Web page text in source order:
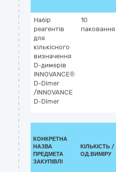
Набір
реагентів
для
кількісного
визначення
D-димерів
INNOVANCE®
D-Dimer
/INNOVANCE
D-Dimer
10
паковання
КОНКРЕТНА
НАЗВА
ПРЕДМЕТА
ЗАКУПІВЛІ
КІЛЬКІСТЬ /
ОД.ВИМІРУ